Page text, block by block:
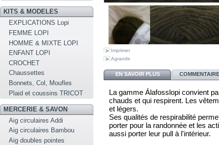
KITS & MODELES
EXPLICATIONS Lopi
FEMME LOPI
HOMME & MIXTE LOPI
ENFANT LOPI
CROCHET
Chaussettes
Bonnets, Col, Moufles
Plaid et coussins TRICOT
MERCERIE & SAVON
Aig circulaires Addi
Aig circulaires Bambou
Aig doubles pointes
Imprimer
Agrandir
EN SAVOIR PLUS
La gamme Álafosslopi convient
chauds et qui respirent. Les
et légers.
Ses qualités de respirabilité
porter pour la randonnée et les
aussi porter leur pull à l'intérieur.